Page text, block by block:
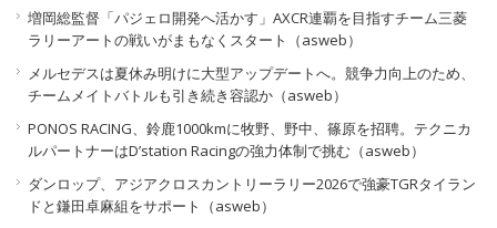
増岡総監督「パジェロ開発へ活かす」AXCR連覇を目指すチーム三菱
ラリーアートの戦いがまもなくスタート（asweb）
メルセデスは夏休み明けに大型アップデートへ。競争力向上のため、
チームメイトバトルも引き続き容認か（asweb）
PONOS RACING、鈴鹿1000kmに牧野、野中、篠原を招聘。テクニカ
ルパートナーはD’station Racingの強力体制で挑む（asweb）
ダンロップ、アジアクロスカントリーラリー2026で強豪TGRタイラン
ドと鎌田卓麻組をサポート（asweb）